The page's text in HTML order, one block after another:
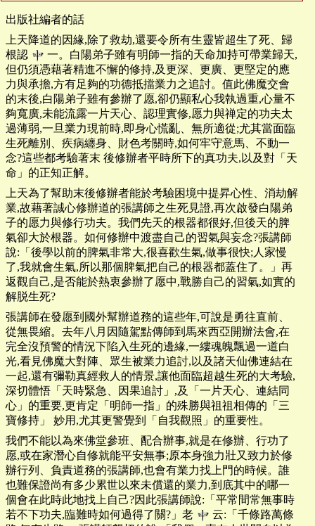
出版社編者的話
上天降道的因緣,除了救劫,還要令所有生靈皆超生了死、歸
根認
一。白陽弟子雖有明師一指的天命加持可帶業歸天,
但仍須憑藉著精進不懈的修持,及更深、更廣、更堅定的應
力與承擔,方有足夠的功德抵擋業力之追討。值此佛魔交會
的末後,白陽弟子雖有參辦了愿,卻仍顯私心我執過重,心量不
夠寬廣,未能流露一片天心、認理實修,愿力與禅定的功夫太
過薄弱,一旦業力現前時,即身心慌亂、無所適從;尤其當面臨
生死離別、疾病纏身、財色考關時,如何牢守意馬、不動一
念?這些都考驗著末 後修辦者平時所下的真功夫,以及對「天
命」的正知正解。
上天為了幫助末後修辦者能於考驗困境中提昇心性、消劫解
業,故藉著誠心修辦道的張講師之生死見證,再次啟發白陽弟
子的愿力與修行功夫。我們先天的根器都很好,但後天的脾
氣卻大於根器。如何修辦中渡盡自己的習氣與妄念?張講師
說:「後學以前的脾氣非常大,很喜歡生氣,做事很快;人家慢
了,我就會生氣,所以那個脾氣把自己的根器都蓋住了。」再
返觀自己,是否能於熱衷參辦了愿中,戰勝自己的習氣,如實的
解脱生死?
張講師在發愿到國外幫辦道務的這些年,可說是勇往直前、
從無畏縮。去年八月因隨駕點傳師到馬來西亞開辦法會,在
完全沒預警的情況下陷入生死的邊緣,一縷魂魄飄過一道白
光,看見佛魔大對陣、眾生被業力追討,以及諸天仙佛連結在
一起,還有彌勒真經救人的情景,讓他面臨超越生死的大考驗,
深切體悟「天時緊急、因果追討」,及「一片天心、連結同
心」的重要,更肯定「明師一指」的殊勝與祖祖相傳的「三
寶修持」 妙用,尤其更警覺到「自我觀照」的重要性。
我們不能以為來佛堂參班、配合辦事,就是在修辦、行功了
愿,或在家潛心自修就能平安無事;原本身強力壯又致力於修
辦行列、負責道務的張講師,也會有業力找上門的時候。誰
也難保證尚有多少累世以來未償還的業力,到底其中的哪一
個會在此時此地找上自己?因此張講師說:「平常間常無事時
若不下功夫,臨難時如何過得了關?」老
云:「千條路萬條